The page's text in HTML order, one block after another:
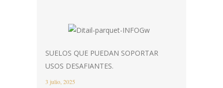
SUELOS QUE PUEDAN SOPORTAR
USOS DESAFIANTES.
3 julio, 2025